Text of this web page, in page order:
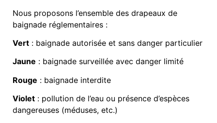
Nous proposons l’ensemble des drapeaux de
baignade réglementaires :
Vert : baignade autorisée et sans danger particulier
Jaune : baignade surveillée avec danger limité
Rouge : baignade interdite
Violet : pollution de l’eau ou présence d’espèces
dangereuses (méduses, etc.)